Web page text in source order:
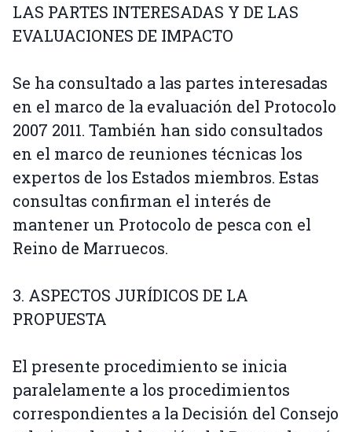
LAS PARTES INTERESADAS Y DE LAS
EVALUACIONES DE IMPACTO
Se ha consultado a las partes interesadas
en el marco de la evaluación del Protocolo
2007 2011. También han sido consultados
en el marco de reuniones técnicas los
expertos de los Estados miembros. Estas
consultas confirman el interés de
mantener un Protocolo de pesca con el
Reino de Marruecos.
3. ASPECTOS JURÍDICOS DE LA
PROPUESTA
El presente procedimiento se inicia
paralelamente a los procedimientos
correspondientes a la Decisión del Consejo